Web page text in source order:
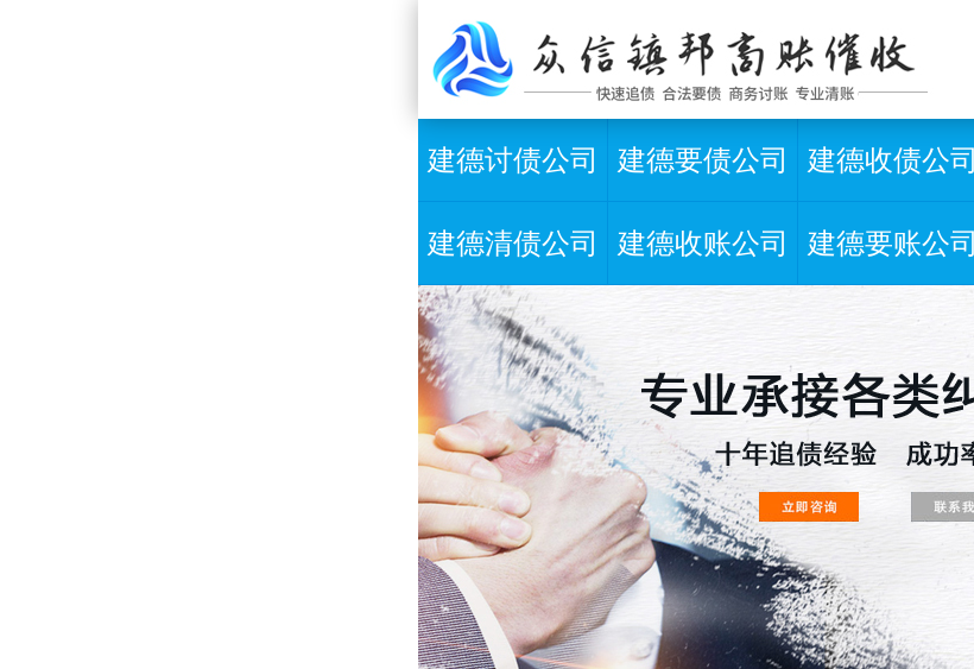
建德讨债公司 建德要债公司 建德收债公司
建德清债公司 建德收账公司 建德要账公司